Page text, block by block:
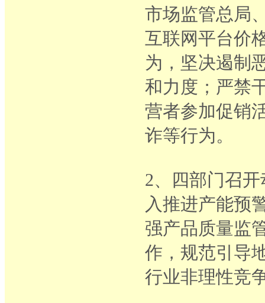
市场监管总局
互联网平台价
为，坚决遏制
和力度；严禁
营者参加促销
诈等行为。
2、四部门召
入推进产能预
强产品质量监
作，规范引导
行业非理性竞